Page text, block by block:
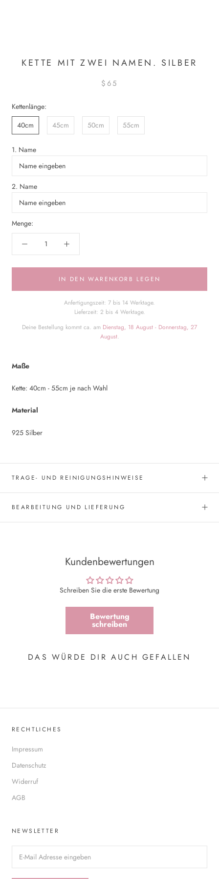
KETTE MIT ZWEI NAMEN. SILBER
$65
Kettenlänge:
40cm
45cm 50cm 55cm
1. Name
2. Name
Menge:
IN DEN WARENKORB LEGEN
Anfertigungszeit: 7 bis 14 Werktage.
Lieferzeit: 2 bis 4 Werktage.
Deine Bestellung kommt ca. am Dienstag, 18 August - Donnerstag, 27
August.
Maße
Kette: 40cm - 55cm je nach Wahl
Material
925 Silber
TRAGE- UND REINIGUNGSHINWEISE
BEARBEITUNG UND LIEFERUNG
Kundenbewertungen
Schreiben Sie die erste Bewertung
Bewertung
schreiben
DAS WÜRDE DIR AUCH GEFALLEN
RECHTLICHES
Impressum
Datenschutz
Widerruf
AGB
NEWSLETTER